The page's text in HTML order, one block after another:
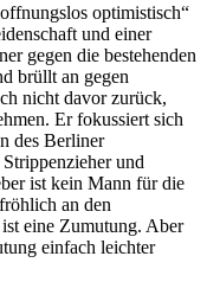
optimistisch“
und einer
gegen die bestehenden
brüllt an gegen
nicht davor zurück,
Er fokussiert sich
des Berliner
und
ist kein Mann für die
an den
eine Zumutung. Aber
einfach leichter